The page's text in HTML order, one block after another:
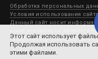
Обработка персональных
Условия использования сайта
Данный сайт носит
каких условиях не является
Субару Мотор 2003-2026. Все
Этот сайт использует
Продолжая использовать
этими файлами.